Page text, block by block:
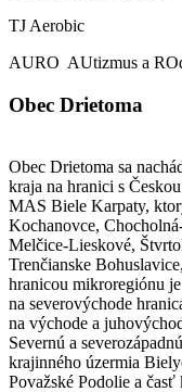
TJ Aerobic
AURO AUtizmus a
Obec Drietoma
Obec Drietoma sa
kraja na hranici s
MAS Biele Karpaty,
Kochanovce,
Melčice-Lieskové,
Trenčianske
hranicou mikroregiónu
na severovýchode
na východe a
Severnú a
krajinného úzermia
Považské Podolie a časť